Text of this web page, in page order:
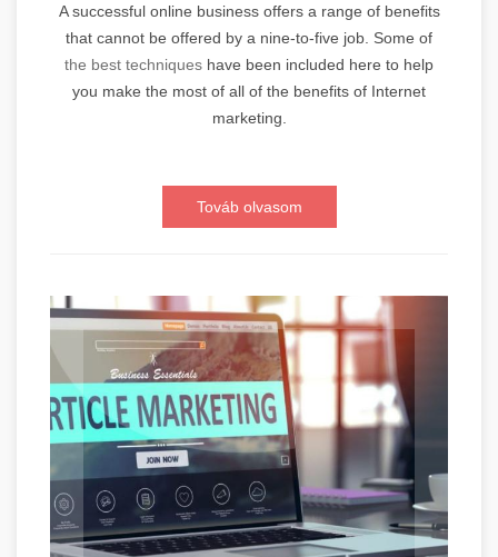
A successful online business offers a range of benefits
that cannot be offered by a nine-to-five job. Some of
the best techniques have been included here to help
you make the most of all of the benefits of Internet
marketing.
Továb olvasom